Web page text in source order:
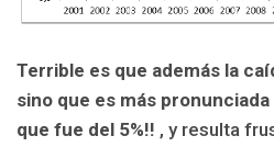
Terrible es que además la
sino que es más
que fue del 5%!! , y resulta